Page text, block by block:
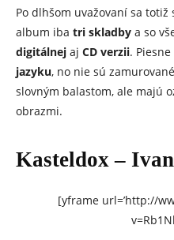
Po dlhšom uvažovaní sa
album iba tri skladby a so
digitálnej aj CD verzii.
jazyku, no nie sú
slovným balastom, ale majú
obrazmi.
Kasteldox –
[yframe url=’http://